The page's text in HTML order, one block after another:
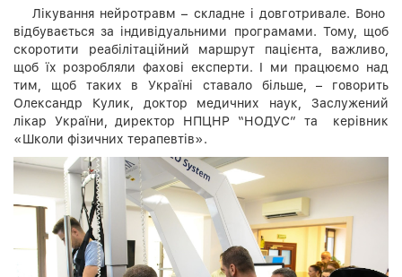
Лікування нейротравм – складне і довготривале. Воно
відбувається за індивідуальними програмами. Тому, щоб
скоротити реабілітаційний маршрут пацієнта, важливо,
щоб їх розробляли фахові експерти. І ми працюємо над
тим, щоб таких в Україні ставало більше, – говорить
Олександр Кулик, доктор медичних наук, Заслужений
лікар України, директор НПЦНР “НОДУС” та керівник
«Школи фізичних терапевтів».